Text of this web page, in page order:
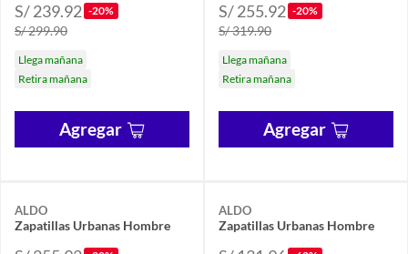
S/ 239.92 -20%
S/ 299.90
Llega mañana
Retira mañana
Agregar
S/ 255.92 -20%
S/ 319.90
Llega mañana
Retira mañana
Agregar
ALDO
Zapatillas Urbanas Hombre
ALDO
Zapatillas Urbanas Hombre